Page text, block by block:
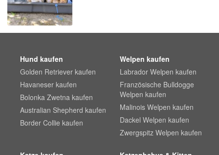
Hund kaufen
Golden Retriever kaufen
Havaneser kaufen
Bolonka Zwetna kaufen
Australian Shepherd kaufen
Border Collie kaufen
Welpen kaufen
Labrador Welpen kaufen
Französische Bulldogge
Welpen kaufen
Malinois Welpen kaufen
Dackel Welpen kaufen
Zwergspitz Welpen kaufen